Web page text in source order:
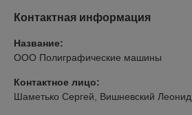
Контактная информация
Название:
ООО Полиграфические машины
Контактное лицо:
Шаметько Сергей, Вишневский Леонид